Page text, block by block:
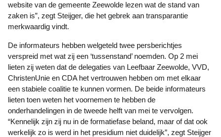
website van de gemeente Zeewolde lezen wat de stand van
zaken is”, zegt Steijger, die het gebrek aan transparantie
merkwaardig vindt.
De informateurs hebben welgeteld twee persberichtjes
verspreid met wat zij een ‘tussenstand’ noemden. Op 2 mei
lieten zij weten dat de delegaties van Leefbaar Zeewolde, VVD,
ChristenUnie en CDA het vertrouwen hebben om met elkaar
een stabiele coalitie te kunnen vormen. De beide informateurs
lieten toen weten het voornemen te hebben de
onderhandelingen in de tweede helft van mei te vervolgen.
“Kennelijk zijn zij nu in de formatiefase beland, maar of dat ook
werkelijk zo is werd in het presidium niet duidelijk”, zegt Steijger